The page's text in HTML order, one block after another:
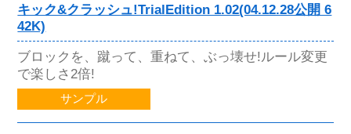
キック&クラッシュ!TrialEdition 1.02(04.12.28公開 6
42K)
ブロックを、蹴って、重ねて、ぶっ壊せ!ルール変更
で楽しさ2倍!
サンプル